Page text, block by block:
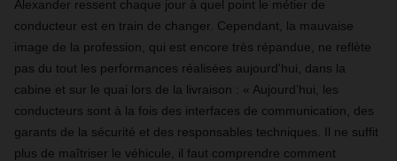
Alexander ressent chaque jour à quel point le métier de
conducteur est en train de changer. Cependant, la mauvaise
image de la profession, qui est encore très répandue, ne reflète
pas du tout les performances réalisées aujourd'hui, dans la
cabine et sur le quai lors de la livraison : « Aujourd’hui, les
conducteurs sont à la fois des interfaces de communication, des
garants de la sécurité et des responsables techniques. Il ne suffit
plus de maîtriser le véhicule, il faut comprendre comment